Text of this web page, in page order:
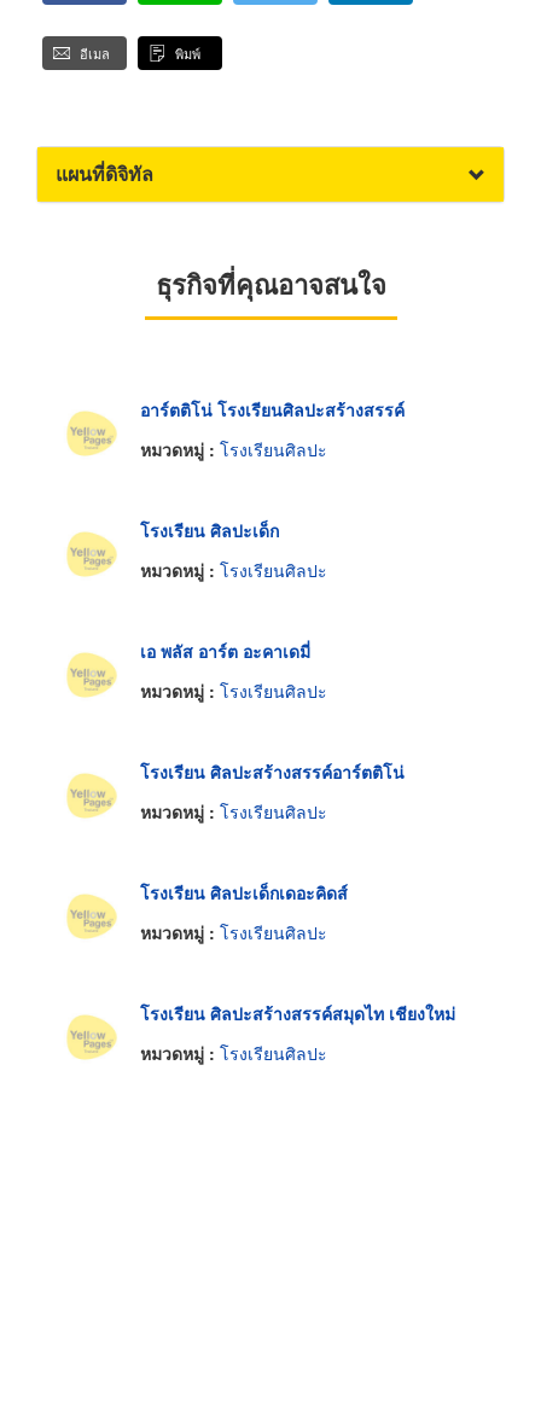
อีเมล พิมพ์
แผนที่ดิจิทัล
ธุรกิจที่คุณอาจสนใจ
อาร์ตติโน่ โรงเรียนศิลปะสร้างสรรค์
หมวดหมู่ : โรงเรียนศิลปะ
โรงเรียน ศิลปะเด็ก
หมวดหมู่ : โรงเรียนศิลปะ
เอ พลัส อาร์ต อะคาเดมี่
หมวดหมู่ : โรงเรียนศิลปะ
โรงเรียน ศิลปะสร้างสรรค์อาร์ตติโน่
หมวดหมู่ : โรงเรียนศิลปะ
โรงเรียน ศิลปะเด็กเดอะคิดส์
หมวดหมู่ : โรงเรียนศิลปะ
โรงเรียน ศิลปะสร้างสรรค์สมุดไท เชียงใหม่
หมวดหมู่ : โรงเรียนศิลปะ